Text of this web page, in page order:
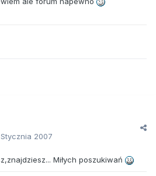
2007
Miłych poszukiwań